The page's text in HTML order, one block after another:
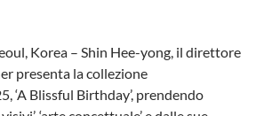
Korea – Shin Hee-yong, il direttore
presenta la collezione
‘A Blissful Birthday’, prendendo